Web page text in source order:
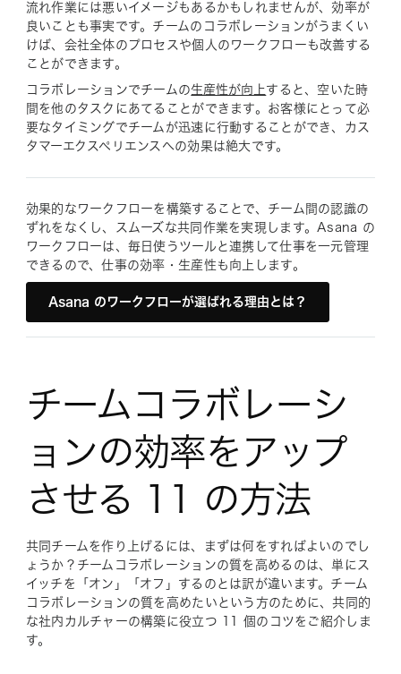
流れ作業には悪いイメージもあるかもしれませんが、効率が
良いことも事実です。チームのコラボレーションがうまくい
けば、会社全体のプロセスや個人のワークフローも改善する
ことができます。
コラボレーションでチームの生産性が向上すると、空いた時
間を他のタスクにあてることができます。お客様にとって必
要なタイミングでチームが迅速に行動することができ、カス
タマーエクスペリエンスへの効果は絶大です。
効果的なワークフローを構築することで、チーム間の認識の
ずれをなくし、スムーズな共同作業を実現します。Asana の
ワークフローは、毎日使うツールと連携して仕事を一元管理
できるので、仕事の効率・生産性も向上します。
Asana のワークフローが選ばれる理由とは？
チームコラボレーシ
ョンの効率をアップ
させる 11 の方法
共同チームを作り上げるには、まずは何をすればよいのでし
ょうか？チームコラボレーションの質を高めるのは、単にス
イッチを「オン」「オフ」するのとは訳が違います。チーム
コラボレーションの質を高めたいという方のために、共同的
な社内カルチャーの構築に役立つ 11 個のコツをご紹介しま
す。